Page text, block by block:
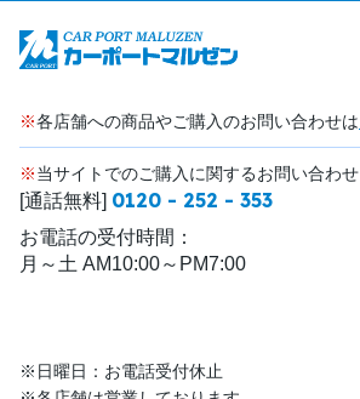
※各店舗への商品やご購入のお問い合わせは
※当サイトでのご購入に関するお問い合わせ
[通話無料] 0120 - 252 - 353
お電話の受付時間：
月～土 AM10:00～PM7:00
※日曜日：お電話受付休止